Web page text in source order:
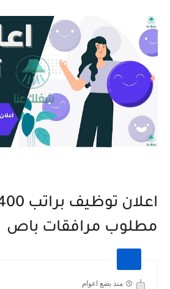
مطلوب مرافقات باص
منذ بضع اعوام